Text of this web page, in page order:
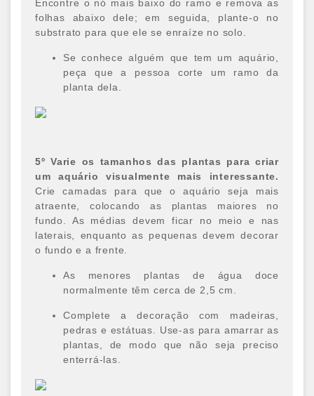
Encontre o nó mais baixo do ramo e remova as
folhas abaixo dele; em seguida, plante-o no
substrato para que ele se enraíze no solo.
Se conhece alguém que tem um aquário,
peça que a pessoa corte um ramo da
planta dela.
5º Varie os tamanhos das plantas para criar
um aquário visualmente mais interessante.
Crie camadas para que o aquário seja mais
atraente, colocando as plantas maiores no
fundo. As médias devem ficar no meio e nas
laterais, enquanto as pequenas devem decorar
o fundo e a frente.
As menores plantas de água doce
normalmente têm cerca de 2,5 cm.
Complete a decoração com madeiras,
pedras e estátuas. Use-as para amarrar as
plantas, de modo que não seja preciso
enterrá-las.